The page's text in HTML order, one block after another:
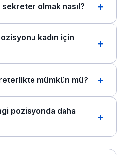
olmak nasıl?
kadın için
mümkün mü?
pozisyonda daha